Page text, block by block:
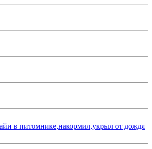
в питомнике,накормил,укрыл от дождя